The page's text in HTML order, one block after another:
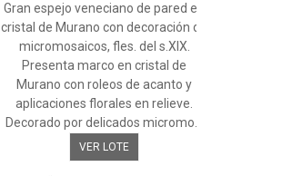
Gran espejo veneciano de pared en
cristal de Murano con decoración de
micromosaicos, fles. del s.XIX.
Presenta marco en cristal de
Murano con roleos de acanto y
aplicaciones florales en relieve.
Decorado por delicados micromo...
VER LOTE